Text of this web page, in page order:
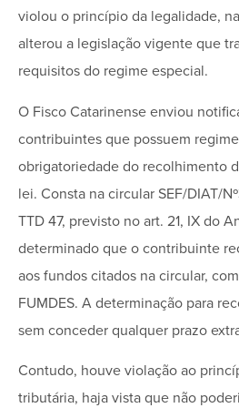
violou o princípio da legalidade,
alterou a legislação vigente que
requisitos do regime especial.
O Fisco Catarinense enviou
contribuintes que possuem
obrigatoriedade do recolhimento
lei. Consta na circular SEF/DIAT/
TTD 47, previsto no art. 21, IX do
determinado que o contribuinte
aos fundos citados na circular,
FUMDES. A determinação para
sem conceder qualquer prazo
Contudo, houve violação ao
tributária, haja vista que não